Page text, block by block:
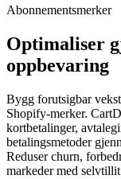
Abonnementsmerker
Optimaliser
oppbevaring
Bygg forutsigbar
Shopify-merker.
kortbetalinger,
betalingsmetoder
Reduser churn,
markeder med